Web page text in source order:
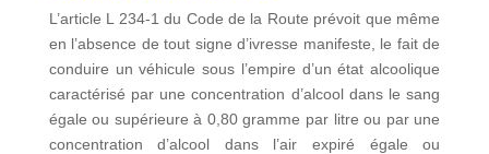
L’article L 234-1 du Code de la Route prévoit que même
en l’absence de tout signe d’ivresse manifeste, le fait de
conduire un véhicule sous l’empire d’un état alcoolique
caractérisé par une concentration d’alcool dans le sang
égale ou supérieure à 0,80 gramme par litre ou par une
concentration d’alcool dans l’air expiré égale ou